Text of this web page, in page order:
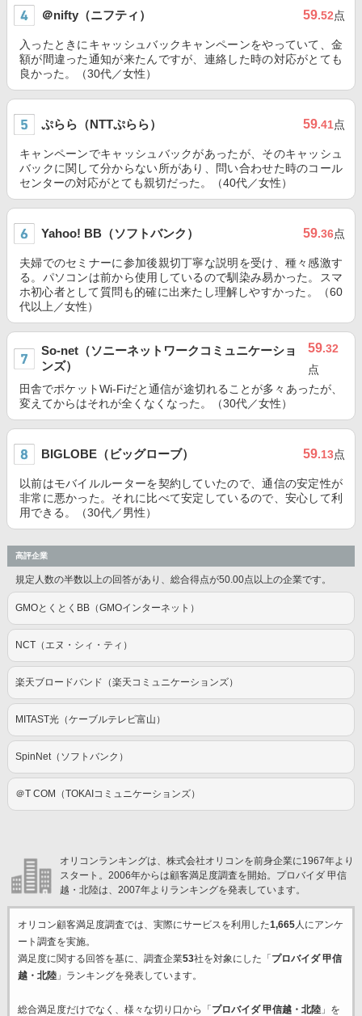
＠nifty（ニフティ） 59.52点
入ったときにキャッシュバックキャンペーンをやっていて、金
額が間違った通知が来たんですが、連絡した時の対応がとても
良かった。（30代／女性）
ぷらら（NTTぷらら） 59.41点
キャンペーンでキャッシュバックがあったが、そのキャッシュ
バックに関して分からない所があり、問い合わせた時のコール
センターの対応がとても親切だった。（40代／女性）
Yahoo! BB（ソフトバンク） 59.36点
夫婦でのセミナーに参加後親切丁寧な説明を受け、種々感激す
る。パソコンは前から使用しているので馴染み易かった。スマ
ホ初心者として質問も的確に出来たし理解しやすかった。（60
代以上／女性）
So-net（ソニーネットワークコミュニケーショ
ンズ）
59.32
点
田舎でポケットWi-Fiだと通信が途切れることが多々あったが、
変えてからはそれが全くなくなった。（30代／女性）
BIGLOBE（ビッグローブ） 59.13点
以前はモバイルルーターを契約していたので、通信の安定性が
非常に悪かった。それに比べて安定しているので、安心して利
用できる。（30代／男性）
高評企業
規定人数の半数以上の回答があり、総合得点が50.00点以上の企業です。
GMOとくとくBB（GMOインターネット）
NCT（エヌ・シィ・ティ）
楽天ブロードバンド（楽天コミュニケーションズ）
MITAST光（ケーブルテレビ富山）
SpinNet（ソフトバンク）
＠T COM（TOKAIコミュニケーションズ）
オリコンランキングは、株式会社オリコンを前身企業に1967年より
スタート。2006年からは顧客満足度調査を開始。プロバイダ 甲信
越・北陸は、2007年よりランキングを発表しています。
オリコン顧客満足度調査では、実際にサービスを利用した1,665人にアンケ
ート調査を実施。
満足度に関する回答を基に、調査企業53社を対象にした「 プロバイダ 甲信
越・北陸」ランキングを発表しています。
総合満足度だけでなく、様々な切り口から「 プロバイダ 甲信越・北陸」を